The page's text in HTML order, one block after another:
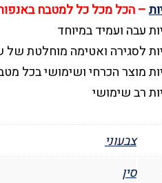
– הכל מכל כל למטבח
עבה ועמיד במיוחד
לסגירה ואטימה מוחלטת של
מוצר הכרחי ושימושי בכל
רב שימושי
צבעוני
סין